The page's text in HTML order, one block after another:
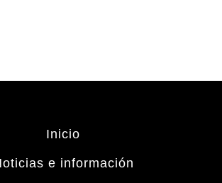
Inicio
e información